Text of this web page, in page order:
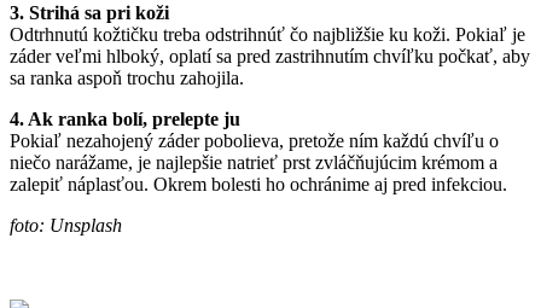
3. Strihá sa pri koži
Odtrhnutú kožtičku treba odstrihnúť čo najbližšie ku koži. Pokiaľ je
záder veľmi hlboký, oplatí sa pred zastrihnutím chvíľku počkať, aby
sa ranka aspoň trochu zahojila.
4. Ak ranka bolí, prelepte ju
Pokiaľ nezahojený záder pobolieva, pretože ním každú chvíľu o
niečo narážame, je najlepšie natrieť prst zvláčňujúcim krémom a
zalepiť náplasťou. Okrem bolesti ho ochránime aj pred infekciou.
foto: Unsplash